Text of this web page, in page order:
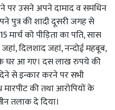
पर उसने अपने दामाद व समधिन
पुत्र की शादी दूसरी जगह से
को पीड़िता का पति, सास
दिलशाद जहां, नन्दोई महबूब,
घर आ गए। दस लाख रुपये की
से इन्कार करने पर सभी
की तथा आरोपियों के
तलाक दे दिया।